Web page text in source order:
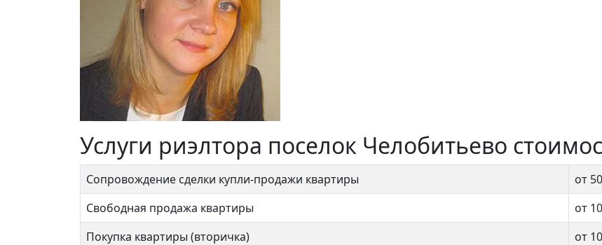
Услуги риэлтора поселок Челобитьево
Сопровождение сделки купли-продажи квартиры
от
Свободная продажа квартиры
от
Покупка квартиры (вторичка)
от